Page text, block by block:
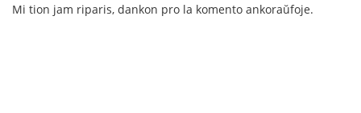
Mi tion jam riparis, dankon pro la komento ankoraŭfoje.